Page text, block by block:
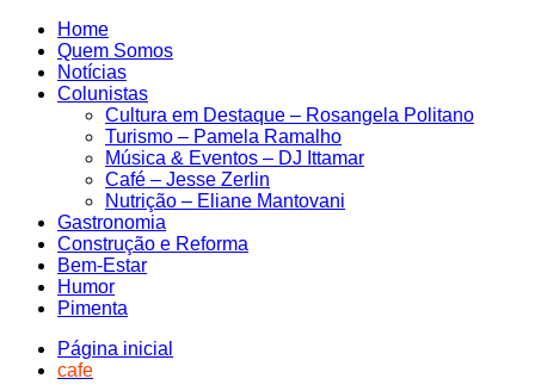
Home
Quem Somos
Notícias
Colunistas
Cultura em Destaque – Rosangela Politano
Turismo – Pamela Ramalho
Música & Eventos – DJ Ittamar
Café – Jesse Zerlin
Nutrição – Eliane Mantovani
Gastronomia
Construção e Reforma
Bem-Estar
Humor
Pimenta
Página inicial
cafe